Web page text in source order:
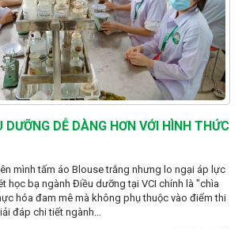
DƯỠNG DỄ DÀNG HƠN VỚI HÌNH THỨC
mình tấm áo Blouse trắng nhưng lo ngại áp lực
học bạ ngành Điều dưỡng tại VCI chính là "chìa
hóa đam mê mà không phụ thuộc vào điểm thi
đáp chi tiết ngành...